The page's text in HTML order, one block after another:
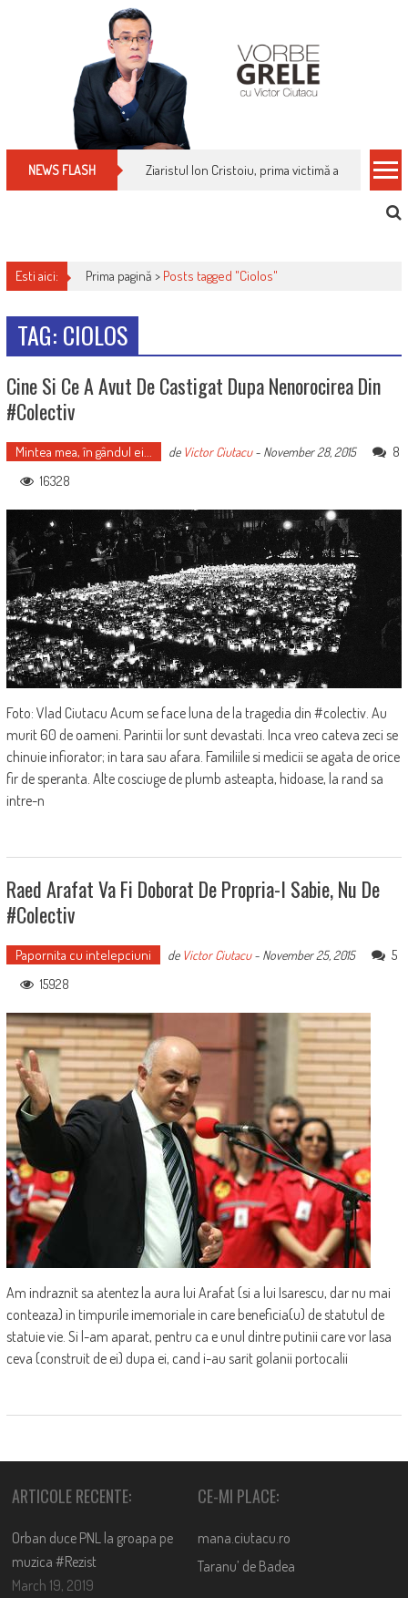
NEWS FLASH Ziaristul Ion Cristoiu, prima victimă a noi
Esti aici: Prima pagină > Posts tagged "Ciolos"
TAG: CIOLOS
Cine Si Ce A Avut De Castigat Dupa Nenorocirea Din
#Colectiv
Mintea mea, în gândul ei... de Victor Ciutacu- November 28, 2015
8
16328
Foto: Vlad Ciutacu Acum se face luna de la tragedia din #colectiv. Au
murit 60 de oameni. Parintii lor sunt devastati. Inca vreo cateva zeci se
chinuie infiorator; in tara sau afara. Familiile si medicii se agata de orice
fir de speranta. Alte cosciuge de plumb asteapta, hidoase, la rand sa
intre-n
Raed Arafat Va Fi Doborat De Propria-I Sabie, Nu De
#Colectiv
Papornita cu intelepciuni de Victor Ciutacu- November 25, 2015
5
15928
Am indraznit sa atentez la aura lui Arafat (si a lui Isarescu, dar nu mai
conteaza) in timpurile imemoriale in care beneficia(u) de statutul de
statuie vie. Si l-am aparat, pentru ca e unul dintre putinii care vor lasa
ceva (construit de ei) dupa ei, cand i-au sarit golanii portocalii
ARTICOLE RECENTE:
Orban duce PNL la groapa pe
muzica #Rezist
March 19, 2019
CE-MI PLACE:
mana.ciutacu.ro
Taranu’ de Badea